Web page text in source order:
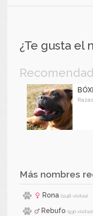
¿Te gusta el
Más nombres
Rona (1146 visitas)
Rebufo (930 visitas)